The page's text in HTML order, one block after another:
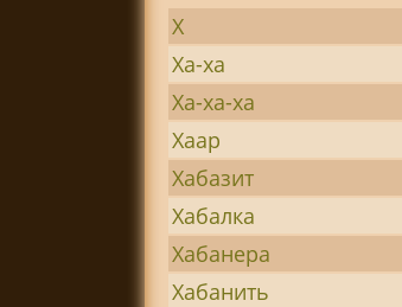
Х
Ха-ха
Ха-ха-ха
Хаар
Хабазит
Хабалка
Хабанера
Хабанить